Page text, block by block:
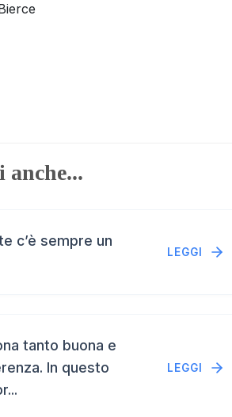
anche...
c’è sempre un
LEGGI
tanto buona e
In questo
LEGGI